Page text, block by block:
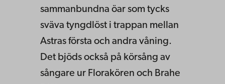
sammanbundna öar som tycks
sväva tyngdlöst i trappan mellan
Astras första och andra våning.
Det bjöds också på körsång av
sångare ur Florakören och Brahe